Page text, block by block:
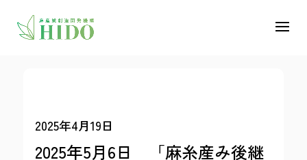
2025年4月19日
2025年5月6日 「麻糸産み後継